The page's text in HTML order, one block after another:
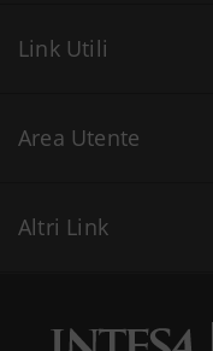
Link Utili
Area Utente
Altri Link